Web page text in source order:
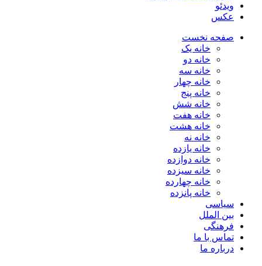
ویدئو
عکس
صفحه نخست
خانه یک
خانه دو
خانه سه
خانه چهار
خانه پنج
خانه شش
خانه هفت
خانه هشت
خانه نه
خانه یازده
خانه دوازده
خانه سیزده
خانه چهارده
خانه پانزده
سیاسی
بین الملل
فرهنگی
تماس با ما
درباره ما